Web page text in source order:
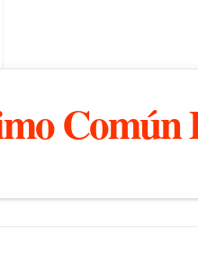
Común